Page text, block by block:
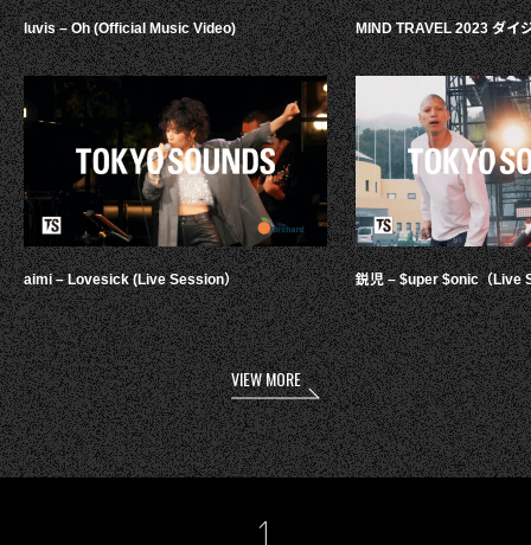
luvis – Oh (Official Music Video)
aimi – Lovesick (Live Session）
MIND TRAVEL 2023 ダイ
鋭児 – $uper $onic（Live
VIEW MORE